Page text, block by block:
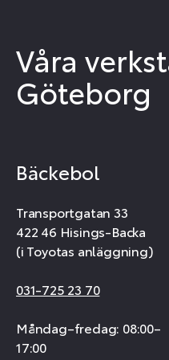
Våra
Göteborg
Bäckebol
Transportgatan 33
422 46 Hisings-Backa
(i Toyotas anläggning)
031-725 23 70
Måndag–fredag: 08:00–
17:00